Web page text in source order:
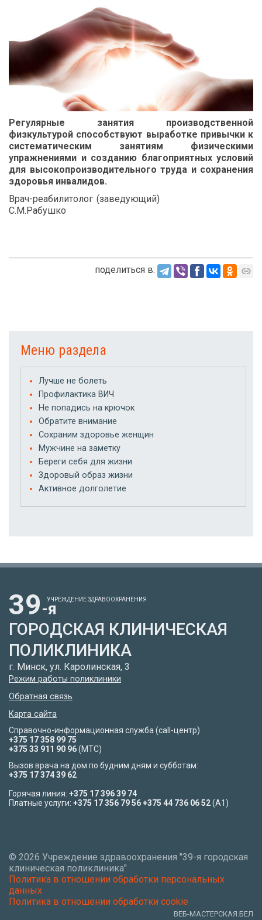
Регулярные занятия производственной
физкультурой способствуют выработке привычки к
систематическим занятиям физическими
упражнениями и созданию благоприятных условий
для высокопроизводительного труда и сохранения
здоровья инвалидов.
Врач-реабилитолог (заведующий)
С.М.Рабушко
поделиться в:
Меню раздела
Лучше не болеть
Профилактика ВИЧ
Не попадись на крючок
Обратите внимание
Сохраним здоровье женщин
Мужчине на заметку
Береги себя для жизни
Здоровый образ жизни
Активное долголетие
39-я
УЧРЕЖДЕНИЕ ЗДРАВООХРАНЕНИЯ
ГОРОДСКАЯ КЛИНИЧЕСКАЯ
ПОЛИКЛИНИКА
г. Минск, ул. Каролинская, 3
Режим работы поликлиники
Обратная связь
Карта сайта
Справочно-информационная служба (call-центр)
+375 17 358 99 75
+375 33 911 90 96(МТС)
Вызов врача на дом по будним дням и субботам:
+375 17 374 39 62
Горячая линия: +375 17 396 39 74
Платные услуги: +375 17 356 79 56+375 44 736 06 52(A1)
© 2026 Учреждение здравоохранения "39-я городская
клиническая поликлиника"
Политика в отношении обработки персональных
данных
Политика в отношении обработки cookie
ВЕБ-МАСТЕРСКАЯ.БЕЛ